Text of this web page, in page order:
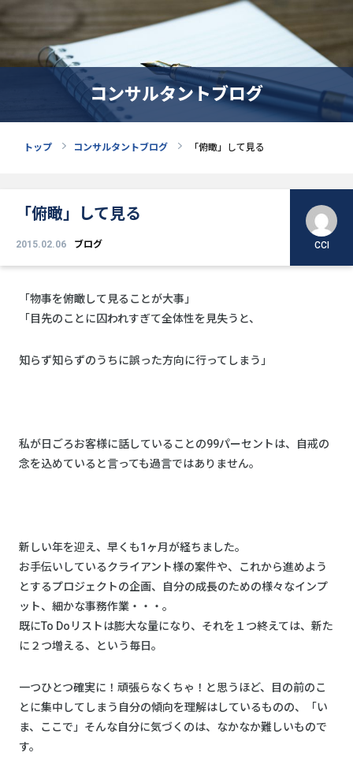
コンサルタントブログ
トップ コンサルタントブログ 「俯瞰」して見る
「俯瞰」して見る
2015.02.06 ブログ CCI
「物事を俯瞰して見ることが大事」
「目先のことに囚われすぎて全体性を見失うと、
知らず知らずのうちに誤った方向に行ってしまう」
私が日ごろお客様に話していることの99パーセントは、自戒の
念を込めていると言っても過言ではありません。
新しい年を迎え、早くも1ヶ月が経ちました。
お手伝いしているクライアント様の案件や、これから進めよう
とするプロジェクトの企画、自分の成長のための様々なインプ
ット、細かな事務作業・・・。
既にTo Doリストは膨大な量になり、それを１つ終えては、新た
に２つ増える、という毎日。
一つひとつ確実に！頑張らなくちゃ！と思うほど、目の前のこ
とに集中してしまう自分の傾向を理解はしているものの、「い
ま、ここで」そんな自分に気づくのは、なかなか難しいもので
す。